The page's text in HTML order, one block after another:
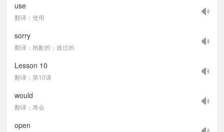
use
翻译：使用
sorry
翻译：抱歉的；难过的
Lesson 10
翻译：第10课
would
翻译：将会
open